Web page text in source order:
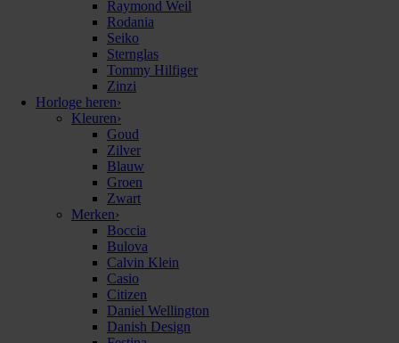
Raymond Weil
Rodania
Seiko
Sternglas
Tommy Hilfiger
Zinzi
Horloge heren›
Kleuren›
Goud
Zilver
Blauw
Groen
Zwart
Merken›
Boccia
Bulova
Calvin Klein
Casio
Citizen
Daniel Wellington
Danish Design